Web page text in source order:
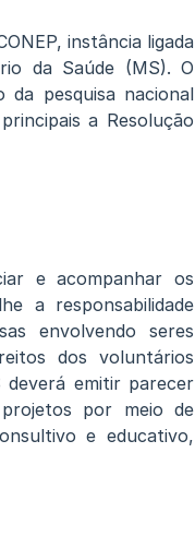
instância ligada
da Saúde (MS). O
da pesquisa nacional
a Resolução
e acompanhar os
a responsabilidade
envolvendo seres
dos voluntários
deverá emitir parecer
por meio de
e educativo,